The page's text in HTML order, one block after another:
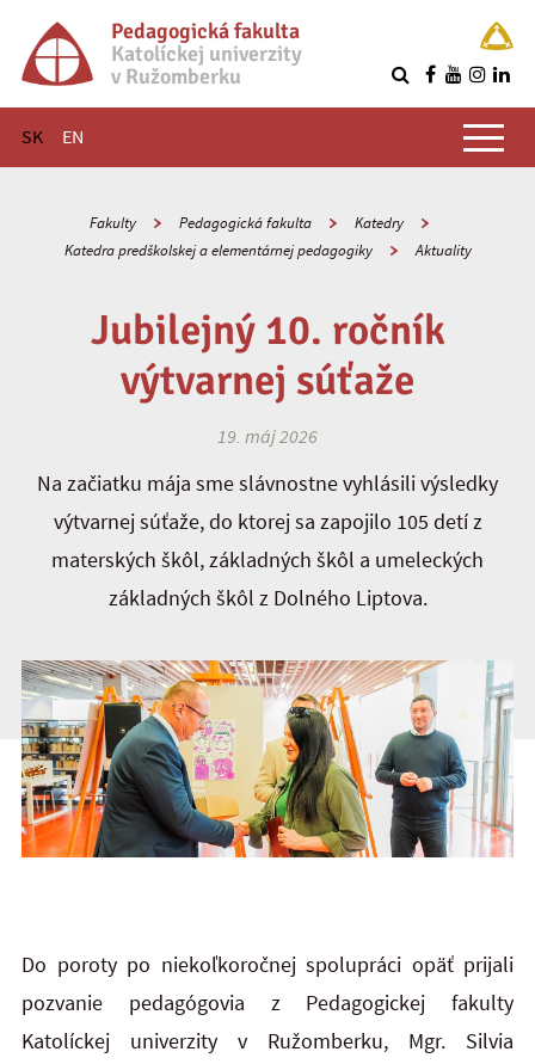
Pedagogická fakulta
Katolíckej univerzity
v Ružomberku
SK EN
Hlavné menu
Fakulty Pedagogická fakulta
Katedry
Katedra predškolskej a elementárnej pedagogiky
Aktuality
Jubilejný 10. ročník
výtvarnej súťaže
19. máj 2026
Na začiatku mája sme slávnostne vyhlásili výsledky
výtvarnej súťaže, do ktorej sa zapojilo 105 detí z
materských škôl, základných škôl a umeleckých
základných škôl z Dolného Liptova.
Do poroty po niekoľkoročnej spolupráci opäť prijali
pozvanie pedagógovia z Pedagogickej fakulty
Katolíckej univerzity v Ružomberku, Mgr. Silvia